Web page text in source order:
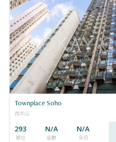
Townplace Soho
西半山
293
單位
N/A
座數
N/A
年份